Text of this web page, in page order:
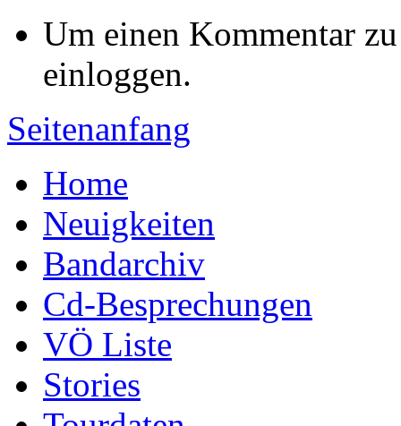
Um einen Kommentar
einloggen.
Seitenanfang
Home
Neuigkeiten
Bandarchiv
Cd-Besprechungen
VÖ Liste
Stories